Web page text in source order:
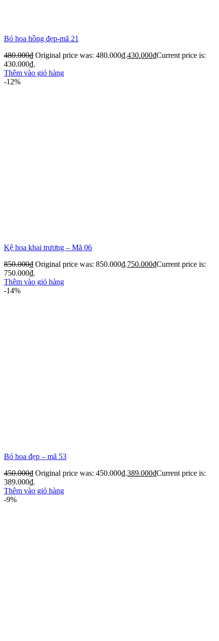
Bó hoa hồng đẹp-mã 21
480.000₫ Original price was: 480.000₫.430.000₫Current price is:
430.000₫.
Thêm vào giỏ hàng
-12%
Kệ hoa khai trương – Mã 06
850.000₫ Original price was: 850.000₫.750.000₫Current price is:
750.000₫.
Thêm vào giỏ hàng
-14%
Bó hoa đẹp – mã 53
450.000₫ Original price was: 450.000₫.389.000₫Current price is:
389.000₫.
Thêm vào giỏ hàng
-9%